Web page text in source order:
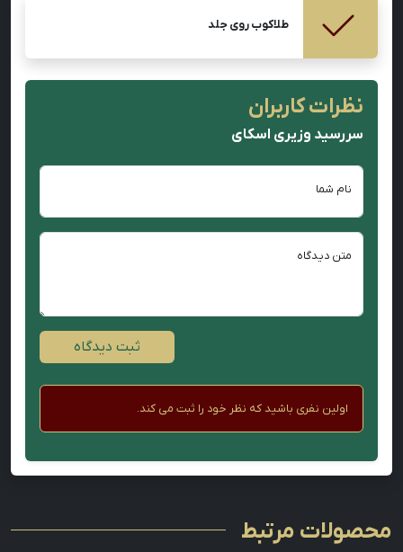
طلاکوب روی جلد
نظرات کاربران
سررسید وزیری اسکای
نام شما
متن دیدگاه
ثبت دیدگاه
اولین نفری باشید که نظر خود را ثبت می کند.
محصولات مرتبط